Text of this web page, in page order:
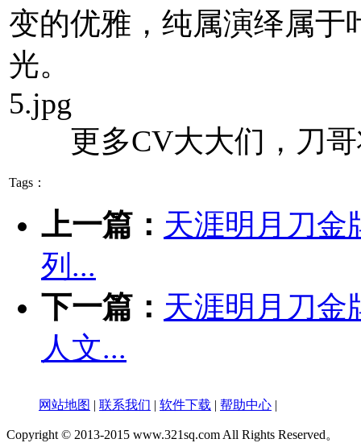
变的优雅，纯属演绎属于
光。
5.jpg
更多CV大大们，刀哥
Tags：
上一篇： 天涯明月刀金
列...
下一篇： 天涯明月刀金
人文...
网站地图 | 联系我们 | 软件下载 | 帮助中心 |
Copyright © 2013-2015 www.321sq.com All Rights Reserved。